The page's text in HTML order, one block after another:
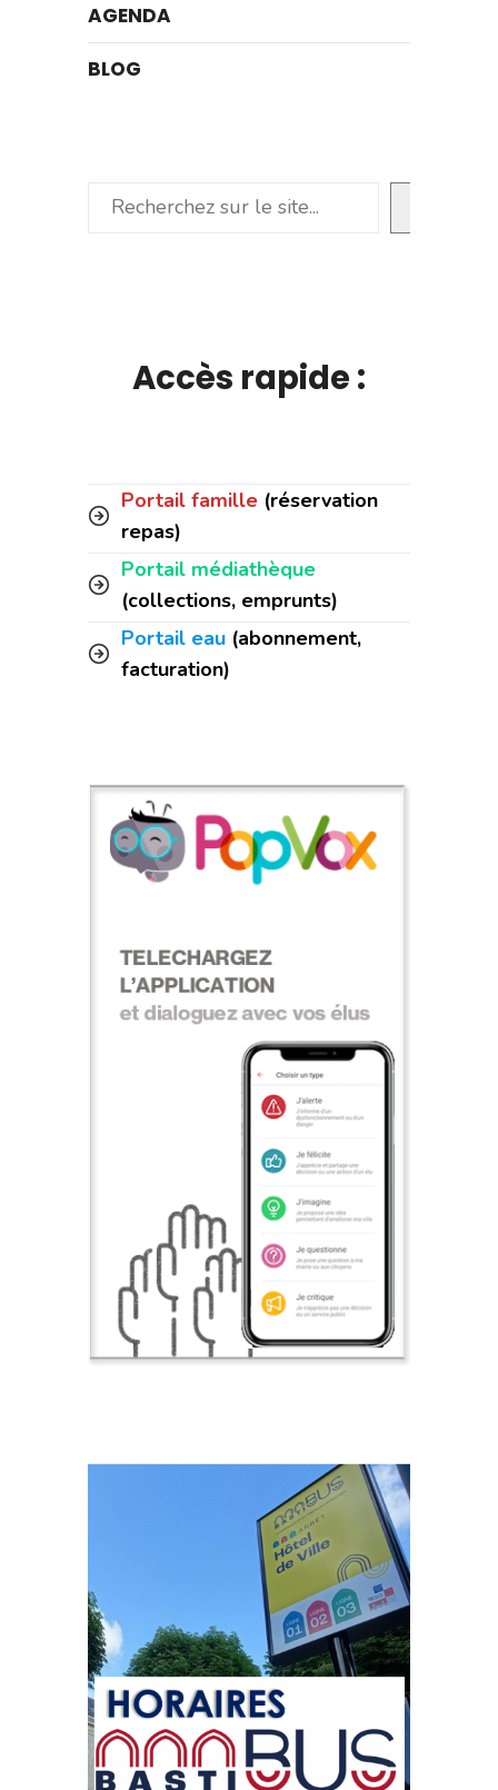
AGENDA
BLOG
Rechercher
Accès rapide :
Portail famille (réservation
repas)
Portail médiathèque
(collections, emprunts)
Portail eau (abonnement,
facturation)